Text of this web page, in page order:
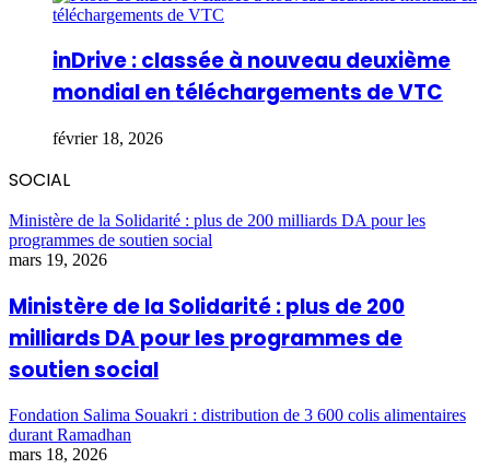
inDrive : classée à nouveau deuxième
mondial en téléchargements de VTC
février 18, 2026
SOCIAL
Ministère de la Solidarité : plus de 200 milliards DA pour les
programmes de soutien social
mars 19, 2026
Ministère de la Solidarité : plus de 200
milliards DA pour les programmes de
soutien social
Fondation Salima Souakri : distribution de 3 600 colis alimentaires
durant Ramadhan
mars 18, 2026